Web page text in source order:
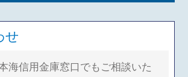
せ
海信用金庫窓口でもご相談いた